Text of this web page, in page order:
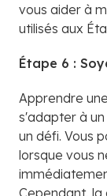
vous aider à
utilisés aux
Étape 6 :
Apprendre
s'adapter à
un défi. Vous
lorsque vous
Cependant, la